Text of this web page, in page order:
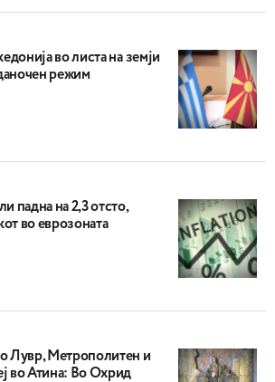
во листа на земји
режим
падна на 2,3 отсто,
во еврозоната
Лувр, Метрополитен и
во Атина: Во Охрид